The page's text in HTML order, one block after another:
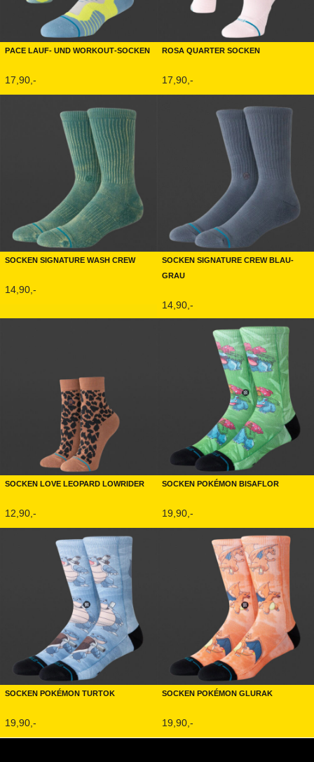
Pace Lauf- und Workout-Socken
17,90,-
Rosa Quarter Socken
17,90,-
Socken Signature Wash Crew
14,90,-
Socken Signature Crew Blau-
Grau
14,90,-
Socken Love Leopard Lowrider
12,90,-
Socken Pokémon Bisaflor
19,90,-
Socken Pokémon Turtok
19,90,-
Socken Pokémon Glurak
19,90,-